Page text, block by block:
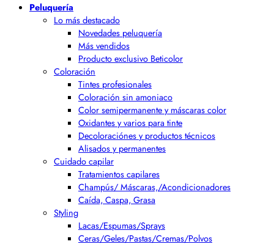
Peluquería
Lo más destacado
Novedades peluquería
Más vendidos
Producto exclusivo Beticolor
Coloración
Tintes profesionales
Coloración sin amoniaco
Color semipermanente y máscaras color
Oxidantes y varios para tinte
Decoloraciónes y productos técnicos
Alisados y permanentes
Cuidado capilar
Tratamientos capilares
Champús/ Máscaras,/Acondicionadores
Caída, Caspa, Grasa
Styling
Lacas/Espumas/Sprays
Ceras/Geles/Pastas/Cremas/Polvos